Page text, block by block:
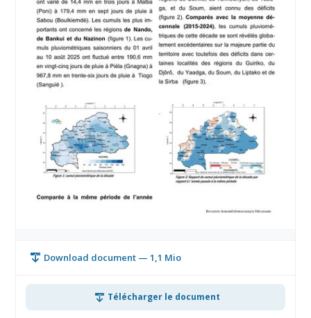
Download document — 1,1 Mio
Télécharger le document